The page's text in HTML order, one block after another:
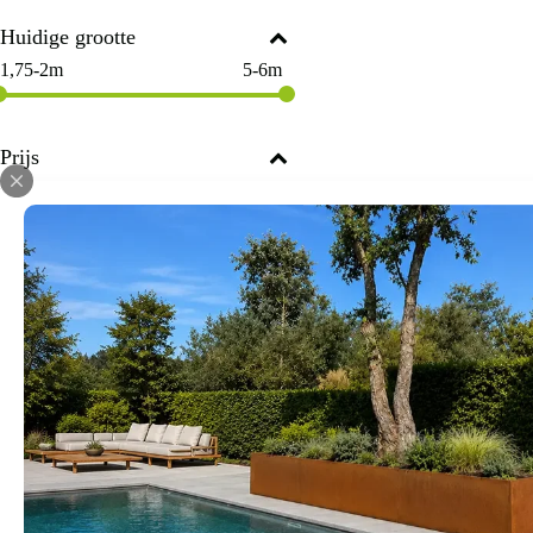
Huidige grootte
1,75-2m 5-6m
Prijs
€195
Begin opnieuw